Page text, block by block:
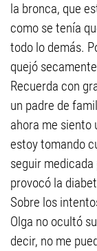
la bronca, que
como se tenía
todo lo demás.
quejó
Recuerda con
un padre de
ahora me siento
estoy tomando
seguir
provocó la
Sobre los
Olga no ocultó
decir, no me